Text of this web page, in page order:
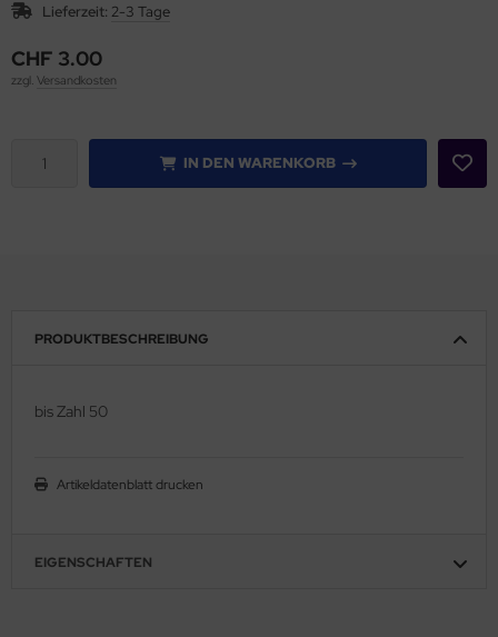
Lieferzeit: 2-3 Tage
CHF 3.00
zzgl. Versandkosten
IN DEN WARENKORB
PRODUKTBESCHREIBUNG
bis Zahl 50
Artikeldatenblatt drucken
EIGENSCHAFTEN